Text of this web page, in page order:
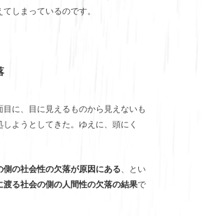
しまっているのです。
目に、目に見えるものから見えないも
ようとしてきた。ゆえに、頭にく
側の社会性の欠落が原因にある、とい
渡る社会の側の人間性の欠落の結果で